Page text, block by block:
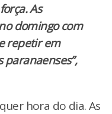
As
domingo com
repetir em
hora do dia. As